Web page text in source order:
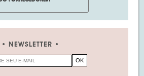
NEWSLETTER